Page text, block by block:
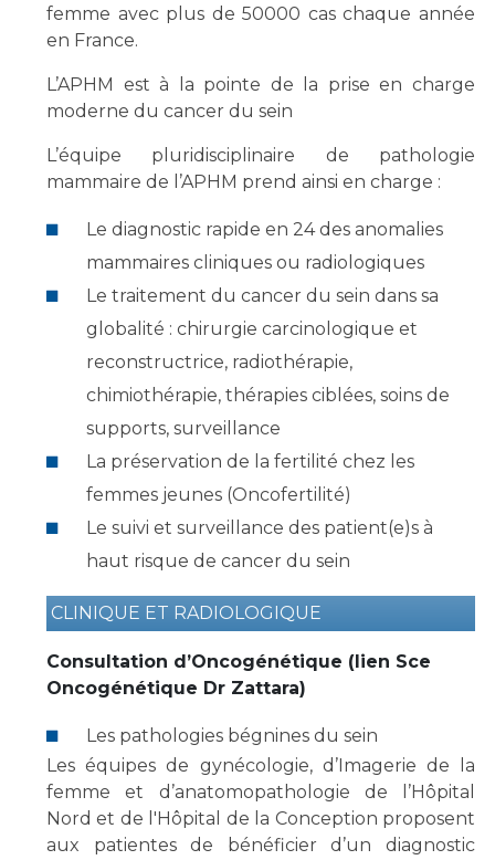
Culture à l'hôpital
Laïcité et cultes
Les associations
Livret d'accueil
Salon des familles
Transports sanitaires
Handicap
Accueil sourds et malentendants
Charte Romain Jacob
Mouvement Parcours Handicap 13
Activité physique
Médecine nucléaire
Maladies rares
La recherche clinique à l'AP-HM
Les structures de recherche
Écoles et Instituts de Formation
Professionnels de santé
Adresser un patient
Réseaux de soins
Adresser un examen au Laboratoire de Biologie
Médicale
Radiologie / Imagerie
Cancérologie
Les pôles d'activité médicale
Anatomie et Cytologie Pathologiques
Adresser un examen au Laboratoire d'Infectiologie
Centres de référence Maladies Rares
Plateforme d'Expertise Maladies Rares
Presse / Multimédia
femme avec plus de 50000 cas chaque année
en France.
L’APHM est à la pointe de la prise en charge
moderne du cancer du sein
L’équipe pluridisciplinaire de pathologie
mammaire de l’APHM prend ainsi en charge :
Le diagnostic rapide en 24 des anomalies
mammaires cliniques ou radiologiques
Le traitement du cancer du sein dans sa
globalité : chirurgie carcinologique et
reconstructrice, radiothérapie,
chimiothérapie, thérapies ciblées, soins de
supports, surveillance
La préservation de la fertilité chez les
femmes jeunes (Oncofertilité)
Le suivi et surveillance des patient(e)s à
haut risque de cancer du sein
CLINIQUE ET RADIOLOGIQUE
Consultation d’Oncogénétique (lien Sce
Oncogénétique Dr Zattara)
Les pathologies bégnines du sein
Les équipes de gynécologie, d’Imagerie de la
femme et d’anatomopathologie de l’Hôpital
Nord et de l'Hôpital de la Conception proposent
aux patientes de bénéficier d’un diagnostic